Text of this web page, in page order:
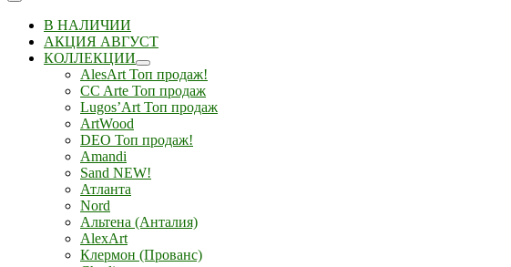
В НАЛИЧИИ
АКЦИЯ АВГУСТ
КОЛЛЕКЦИИ
AlesArt Топ продаж!
CC Arte Топ продаж
Lugos’Art Топ продаж
ArtWood
DEO Топ продаж!
Amandi
Sand NEW!
Атланта
Nord
Альтена (Анталия)
AlexArt
Клермон (Прованс)